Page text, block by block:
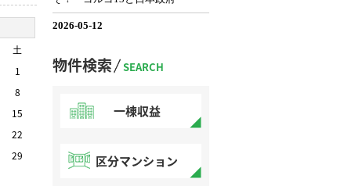
土
1
8
15
22
29
物件検索 SEARCH
一棟収益
区分マンション